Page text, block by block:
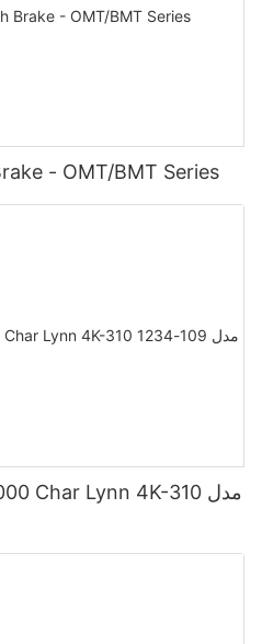
- OMT/BMT Series